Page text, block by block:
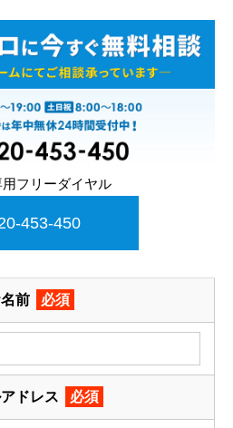
フリーダイヤル
453-450
前 必須
ドレス 必須